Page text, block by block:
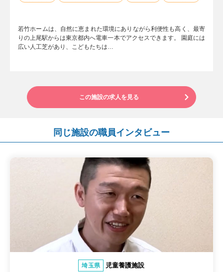
若竹ホームは、自然に恵まれた環境にありながら利便性も高く、最寄
りの上尾駅からは東京都内へ電車一本でアクセスできます。 園庭には
広い人工芝があり、こどもたちは…
この施設の求人を見る
同じ施設の職員インタビュー
埼玉県 児童養護施設